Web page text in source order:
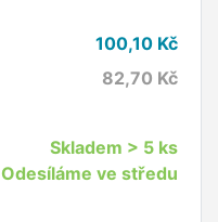
100,10 Kč
82,70 Kč
Skladem > 5 ks
Odesíláme ve středu